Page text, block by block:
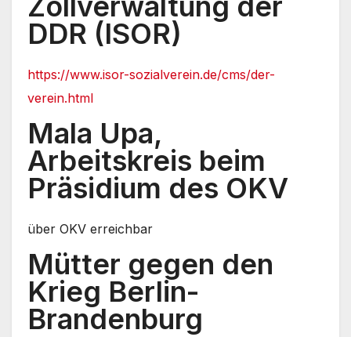
DDR (ISOR)
https://www.isor-sozialverein.de/cms/der-
verein.html
Mala Upa,
Arbeitskreis beim
Präsidium des OKV
über OKV erreichbar
Mütter gegen den
Krieg Berlin-
Brandenburg